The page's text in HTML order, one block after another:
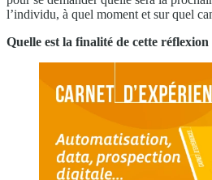
l’individu, à quel moment et sur quel
Quelle est la finalité de cette réflexion